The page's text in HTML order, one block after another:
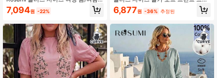
캐주얼 휴가용 민소매 폴카 도트 드레
스
7,094원 -22%
스, 여름용
6,877원 -36% 추정된